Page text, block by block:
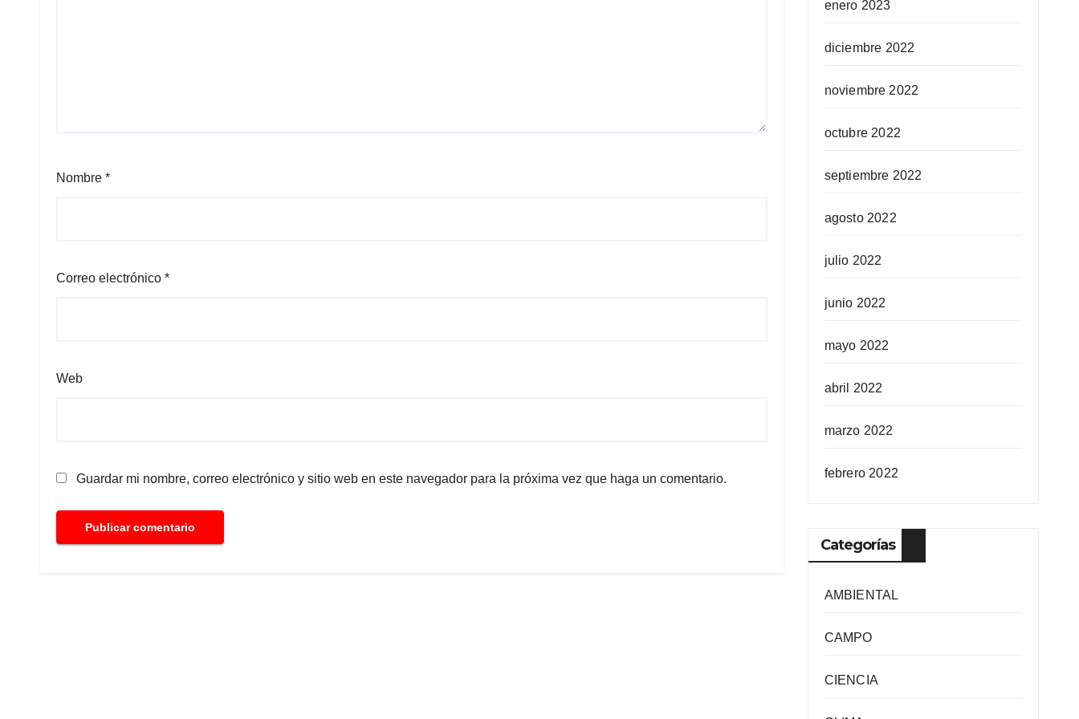
Nombre *
Correo electrónico *
Web
Guardar mi nombre, correo electrónico y sitio web en este navegador para la próxima vez que haga un comentario.
enero 2023
diciembre 2022
noviembre 2022
octubre 2022
septiembre 2022
agosto 2022
julio 2022
junio 2022
mayo 2022
abril 2022
marzo 2022
febrero 2022
Categorías
AMBIENTAL
CAMPO
CIENCIA